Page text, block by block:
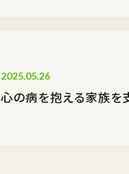
2025.05.26
心の病を抱える家族